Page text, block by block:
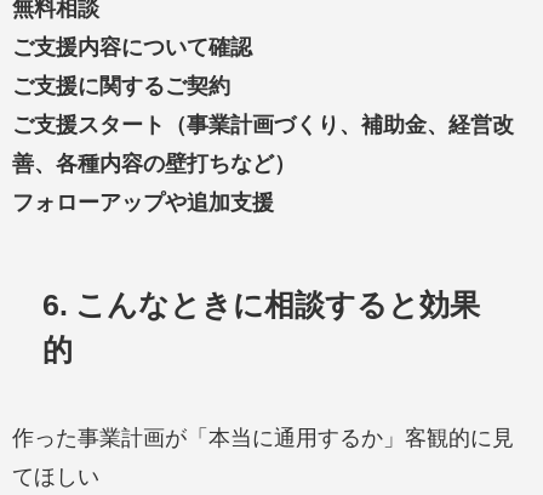
無料相談
ご支援内容について確認
ご支援に関するご契約
ご支援スタート（事業計画づくり、補助金、経営改
善、各種内容の壁打ちなど）
フォローアップや追加支援
6. こんなときに相談すると効果
的
作った事業計画が「本当に通用するか」客観的に見
てほしい